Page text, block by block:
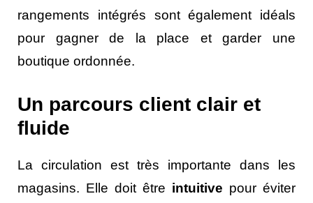
rangements intégrés sont également idéals
pour gagner de la place et garder une
boutique ordonnée.
Un parcours client clair et
fluide
La circulation est très importante dans les
magasins. Elle doit être intuitive pour éviter